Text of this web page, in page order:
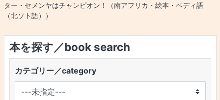
ター・セメンヤはチャンピオン！（南アフリカ・絵本・ペディ語
（北ソト語））
本を探す／book search
カテゴリー／category